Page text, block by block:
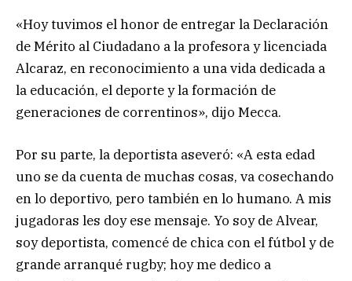
«Hoy tuvimos el honor de entregar la Declaración
de Mérito al Ciudadano a la profesora y licenciada
Alcaraz, en reconocimiento a una vida dedicada a
la educación, el deporte y la formación de
generaciones de correntinos», dijo Mecca.
Por su parte, la deportista aseveró: «A esta edad
uno se da cuenta de muchas cosas, va cosechando
en lo deportivo, pero también en lo humano. A mis
jugadoras les doy ese mensaje. Yo soy de Alvear,
soy deportista, comencé de chica con el fútbol y de
grande arranqué rugby; hoy me dedico a